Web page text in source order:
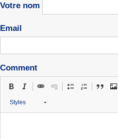
Votre nom
Email
Comment
Styles